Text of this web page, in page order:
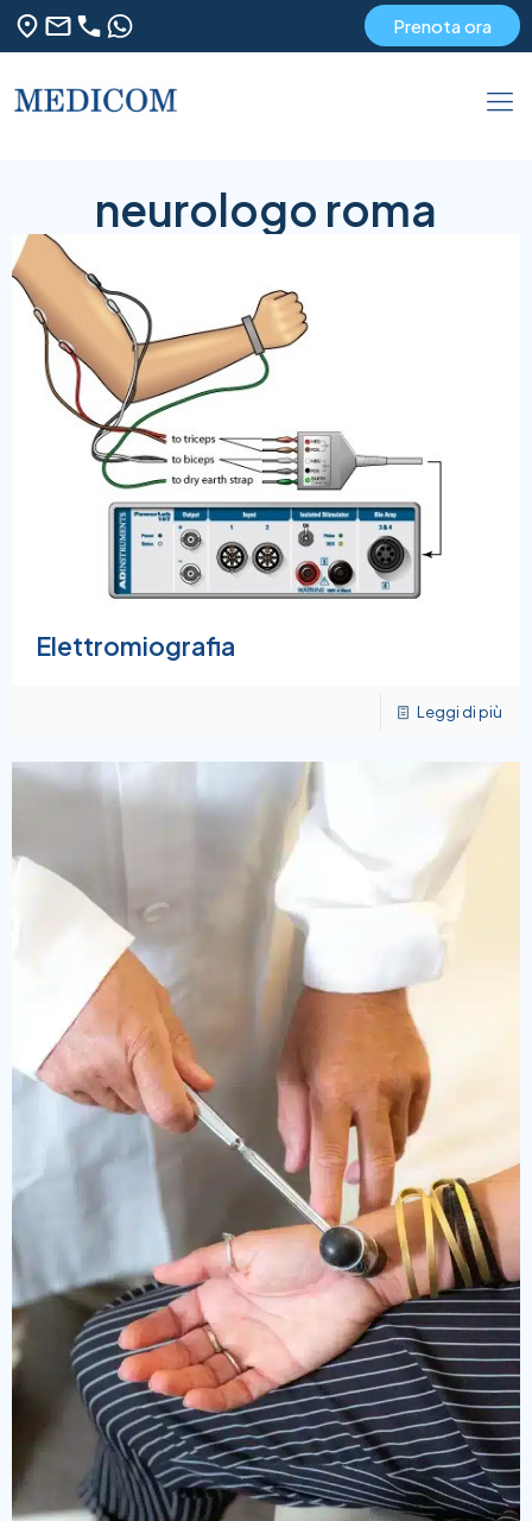
Prenota ora
neurologo roma
Elettromiografia
Leggi di più